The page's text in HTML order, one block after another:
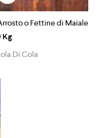
o Fettine di Maiale
Kg
Di Cola